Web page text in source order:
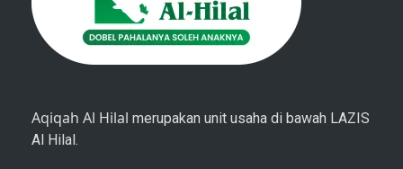
Aqiqah Al Hilal merupakan unit usaha di bawah LAZIS
Al Hilal.